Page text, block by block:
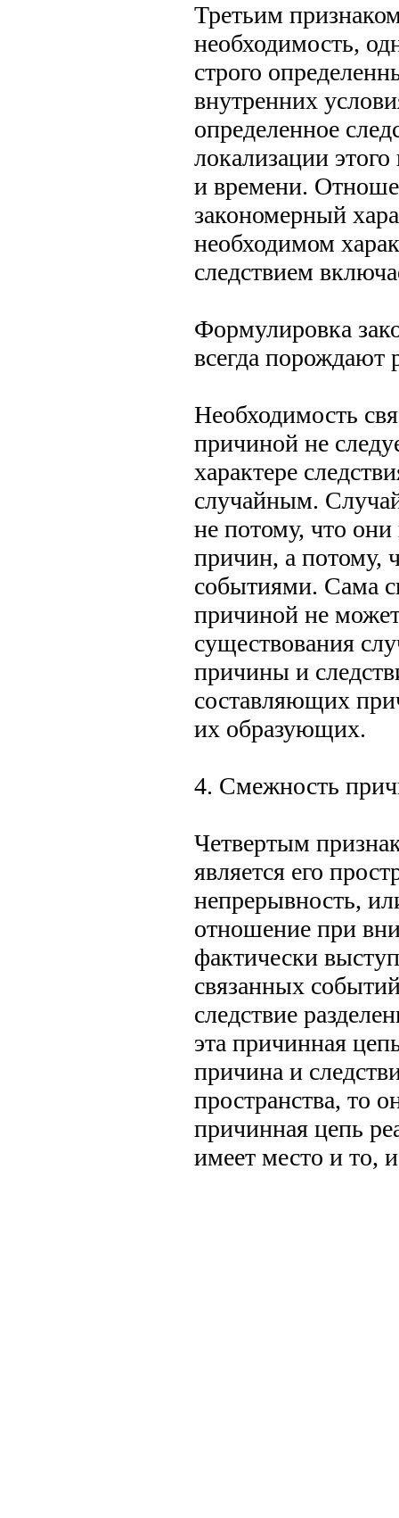
Третьим
необходимость,
строго
внутренних
определенное
локализации
и времени.
закономерный
необходимом
следствием
Формулировка
всегда порождают
Необходимость
причиной не
характере
случайным.
не потому, что
причин, а потому,
событиями. Сама
причиной не
существования
причины и
составляющих
их образующих.
4. Смежность
Четвертым
является его
непрерывность,
отношение при
фактически
связанных
следствие
эта причинная
причина и
пространства, то
причинная цепь
имеет место и то,